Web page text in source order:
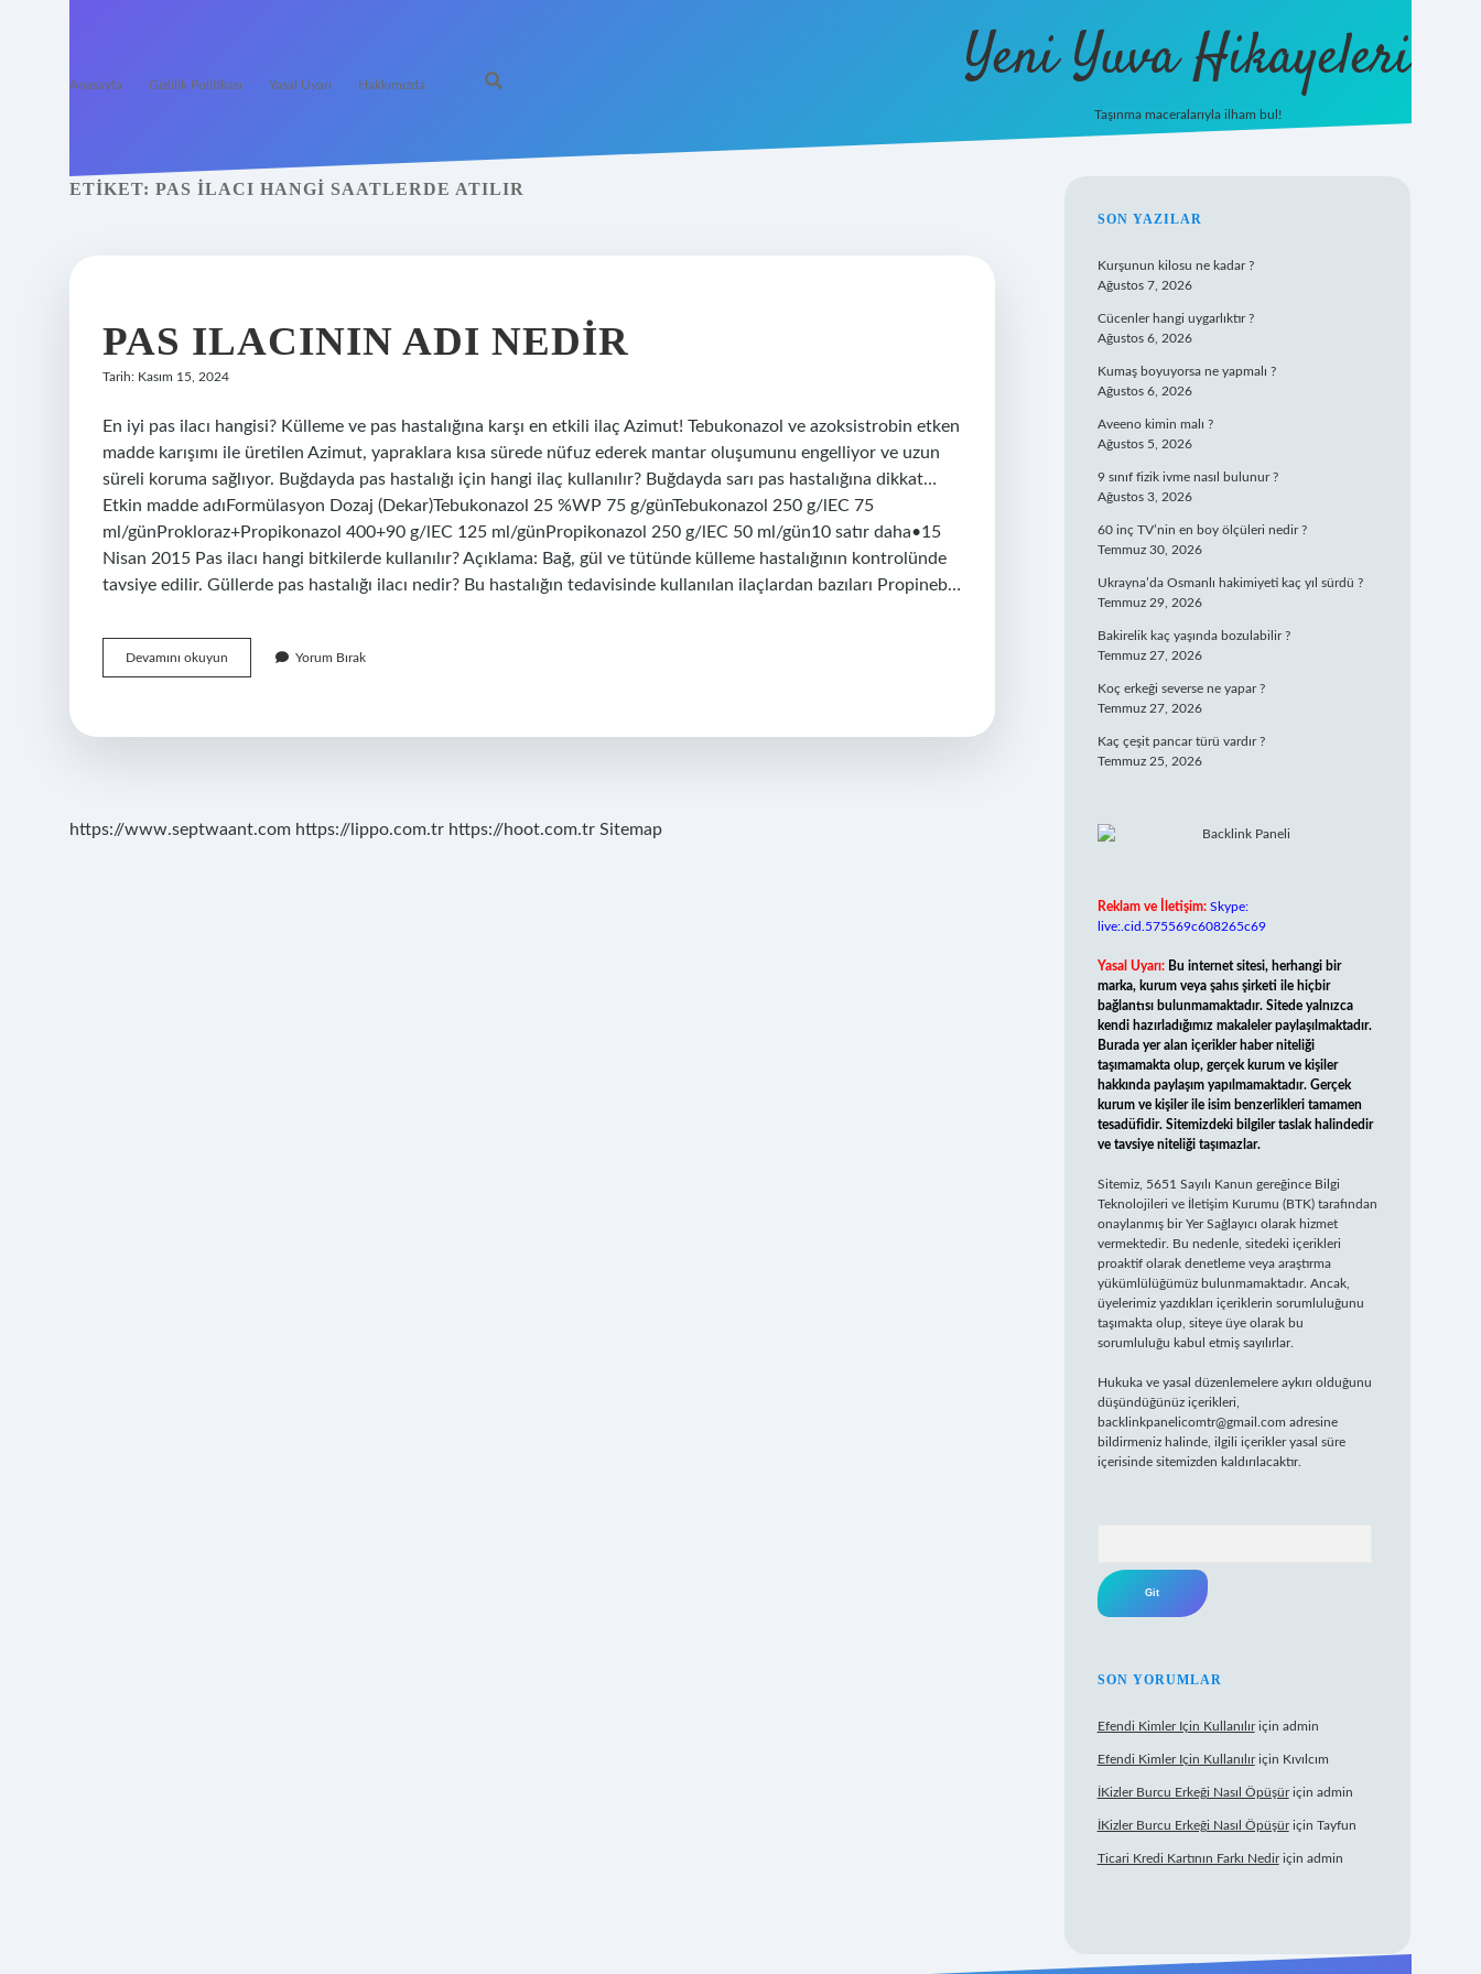
Anasayfa Gizlilik Politikası Yasal Uyarı Hakkımızda Yeni Yuva Hikayeleri
Taşınma maceralarıyla ilham bul!
ETIKET: PAS ILACI HANGI SAATLERDE ATILIR
PAS ILACININ ADI NEDIR
Tarih: Kasım 15, 2024
En iyi pas ilacı hangisi? Külleme ve pas hastalığına karşı en etkili ilaç Azimut! Tebukonazol ve azoksistrobin etken
madde karışımı ile üretilen Azimut, yapraklara kısa sürede nüfuz ederek mantar oluşumunu engelliyor ve uzun
süreli koruma sağlıyor. Buğdayda pas hastalığı için hangi ilaç kullanılır? Buğdayda sarı pas hastalığına dikkat…
Etkin madde adıFormülasyon Dozaj (Dekar)Tebukonazol 25 %WP 75 g/günTebukonazol 250 g/lEC 75
ml/günProkloraz+Propikonazol 400+90 g/lEC 125 ml/günPropikonazol 250 g/lEC 50 ml/gün10 satır daha•15
Nisan 2015 Pas ilacı hangi bitkilerde kullanılır? Açıklama: Bağ, gül ve tütünde külleme hastalığının kontrolünde
tavsiye edilir. Güllerde pas hastalığı ilacı nedir? Bu hastalığın tedavisinde kullanılan ilaçlardan bazıları Propineb…
Devamını okuyun
Ilacının
Yorum Bırak
https://www.septwaant.com https://lippo.com.tr https://hoot.com.tr Sitemap
SIDEBAR
SON YAZILAR
Kurşunun kilosu ne kadar ?
Ağustos 7, 2026
Cücenler hangi uygarlıktır ?
Ağustos 6, 2026
Kumaş boyuyorsa ne yapmalı ?
Ağustos 6, 2026
Aveeno kimin malı ?
Ağustos 5, 2026
9 sınıf fizik ivme nasıl bulunur ?
Ağustos 3, 2026
60 inç TV’nin en boy ölçüleri nedir ?
Temmuz 30, 2026
Ukrayna’da Osmanlı hakimiyeti kaç yıl sürdü ?
Temmuz 29, 2026
Bakirelik kaç yaşında bozulabilir ?
Temmuz 27, 2026
Koç erkeği severse ne yapar ?
Temmuz 27, 2026
Kaç çeşit pancar türü vardır ?
Temmuz 25, 2026
Reklam ve İletişim: Skype:
live:.cid.575569c608265c69
Yasal Uyarı: Bu internet sitesi, herhangi bir
marka, kurum veya şahıs şirketi ile hiçbir
bağlantısı bulunmamaktadır. Sitede yalnızca
kendi hazırladığımız makaleler paylaşılmaktadır.
Burada yer alan içerikler haber niteliği
taşımamakta olup, gerçek kurum ve kişiler
hakkında paylaşım yapılmamaktadır. Gerçek
kurum ve kişiler ile isim benzerlikleri tamamen
tesadüfidir. Sitemizdeki bilgiler taslak halindedir
ve tavsiye niteliği taşımazlar.
Sitemiz, 5651 Sayılı Kanun gereğince Bilgi
Teknolojileri ve İletişim Kurumu (BTK) tarafından
onaylanmış bir Yer Sağlayıcı olarak hizmet
vermektedir. Bu nedenle, sitedeki içerikleri
proaktif olarak denetleme veya araştırma
yükümlülüğümüz bulunmamaktadır. Ancak,
üyelerimiz yazdıkları içeriklerin sorumluluğunu
taşımakta olup, siteye üye olarak bu
sorumluluğu kabul etmiş sayılırlar.
Hukuka ve yasal düzenlemelere aykırı olduğunu
düşündüğünüz içerikleri,
backlinkpanelicomtr@gmail.com adresine
bildirmeniz halinde, ilgili içerikler yasal süre
içerisinde sitemizden kaldırılacaktır.
SON YORUMLAR
Efendi Kimler Için Kullanılıriçin admin
Efendi Kimler Için Kullanılıriçin Kıvılcım
İKizler Burcu Erkeği Nasıl Öpüşüriçin admin
İKizler Burcu Erkeği Nasıl Öpüşüriçin Tayfun
Ticari Kredi Kartının Farkı Nediriçin admin